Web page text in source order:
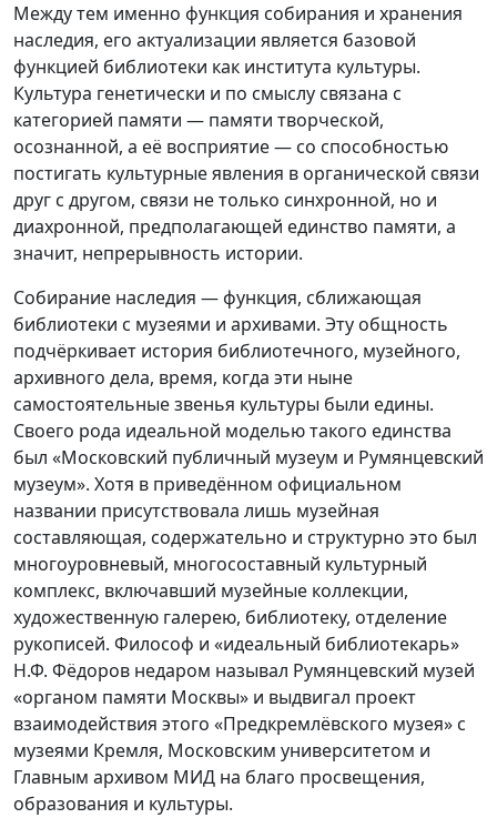
Между тем именно функция собирания и хранения
наследия, его актуализации является базовой
функцией библиотеки как института культуры.
Культура генетически и по смыслу связана с
категорией памяти — памяти творческой,
осознанной, а её восприятие — со способностью
постигать культурные явления в органической связи
друг с другом, связи не только синхронной, но и
диахронной, предполагающей единство памяти, а
значит, непрерывность истории.
Собирание наследия — функция, сближающая
библиотеки с музеями и архивами. Эту общность
подчёркивает история библиотечного, музейного,
архивного дела, время, когда эти ныне
самостоятельные звенья культуры были едины.
Своего рода идеальной моделью такого единства
был «Московский публичный музеум и Румянцевский
музеум». Хотя в приведённом официальном
названии присутствовала лишь музейная
составляющая, содержательно и структурно это был
многоуровневый, многосоставный культурный
комплекс, включавший музейные коллекции,
художественную галерею, библиотеку, отделение
рукописей. Философ и «идеальный библиотекарь»
Н.Ф. Фёдоров недаром называл Румянцевский музей
«органом памяти Москвы» и выдвигал проект
взаимодействия этого «Предкремлёвского музея» с
музеями Кремля, Московским университетом и
Главным архивом МИД на благо просвещения,
образования и культуры.